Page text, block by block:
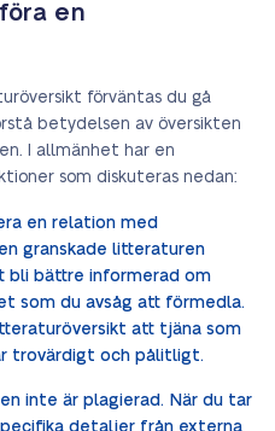
en
förväntas du gå
betydelsen av översikten
I allmänhet har en
som diskuteras nedan:
en relation med
granskade litteraturen
bli bättre informerad om
som du avsåg att förmedla.
att tjäna som
trovärdigt och pålitligt.
inte är plagierad. När du tar
detaljer från externa